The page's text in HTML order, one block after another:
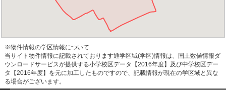
※物件情報の学区情報について
当サイト物件情報に記載されております通学区域(学区)情報は、国土数値情報ダ
ウンロードサービスが提供する小学校区データ【2016年度】及び中学校区デー
タ【2016年度】を元に加工したものですので、記載情報が現在の学区域と異な
る場合がございます。